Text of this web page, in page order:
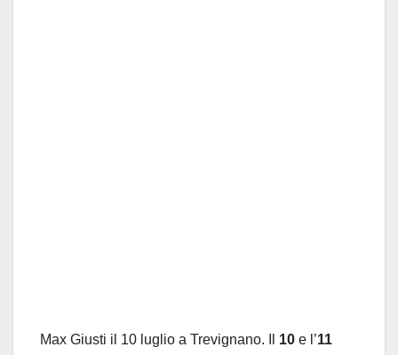
Max Giusti il 10 luglio a Trevignano. Il 10 e l’11